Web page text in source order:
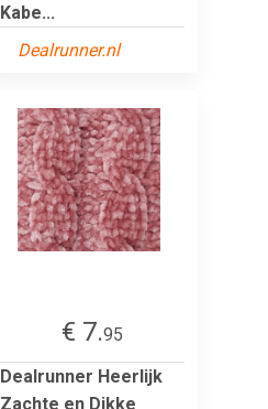
Kabe...
Dealrunner.nl
€ 7.95
Dealrunner Heerlijk
Zachte en Dikke